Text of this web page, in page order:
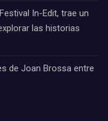
In-Edit, trae un
las historias
de Joan Brossa entre